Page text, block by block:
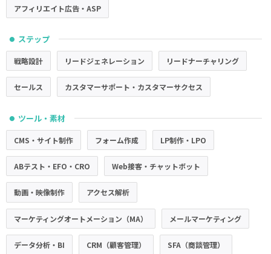
アフィリエイト広告・ASP
● ステップ
戦略設計 リードジェネレーション リードナーチャリング
セールス カスタマーサポート・カスタマーサクセス
● ツール・素材
CMS・サイト制作 フォーム作成 LP制作・LPO
ABテスト・EFO・CRO Web接客・チャットボット
動画・映像制作 アクセス解析
マーケティングオートメーション（MA） メールマーケティング
データ分析・BI CRM（顧客管理） SFA（商談管理）